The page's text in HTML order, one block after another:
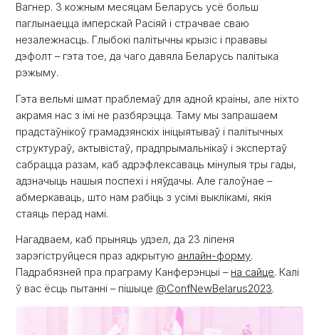
Вагнер. З кожным месяцам Беларусь усё больш
паглынаецца імперскай Расіяй і страчвае сваю
незалежнасць. Глыбокі палітычны крызіс і прававы
дэфолт – гэта тое, да чаго давяла Беларусь палітыка
рэжыму.
Гэта вельмі шмат праблемаў для адной краіны, але ніхто
акрамя нас з імі не разбярэцца. Таму мы запрашаем
прадстаўнікоў грамадзянскіх ініцыятываў і палітычных
структураў, актывістаў, прадпрымальнікаў і экспертаў
сабрацца разам, каб адрэфлексаваць мінулыя тры гады,
адзначыць нашыя поспехі і няўдачы. Але галоўнае –
абмеркаваць, што нам рабіць з усімі выклікамі, якія
стаяць перад намі.
Нагадваем, каб прыняць удзел, да 23 ліпеня
зарэгіструйцеся праз адкрытую анлайн-форму.
Падрабязней пра праграму Канферэнцыі – на сайце. Калі
ў вас ёсць пытанні – пішыце @ConfNewBelarus2023.